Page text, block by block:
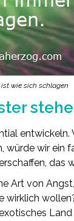
wie sich schlagen
würde wir
das
Art von